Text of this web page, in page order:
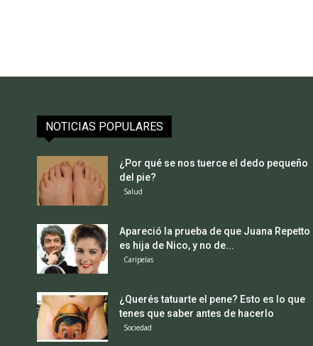
NOTICIAS POPULARES
¿Por qué se nos tuerce el dedo pequeño
del pie?
Salud
Apareció la prueba de que Juana Repetto
es hija de Nico, y no de...
Caripelas
¿Querés tatuarte el pene? Esto es lo que
tenes que saber antes de hacerlo
Sociedad